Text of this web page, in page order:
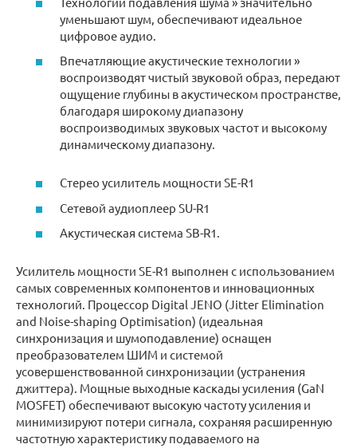
уменьшают шум, обеспечивают идеальное
цифровое аудио.
Впечатляющие акустические технологии »
воспроизводят чистый звуковой образ, передают
ощущение глубины в акустическом пространстве,
благодаря широкому диапазону
воспроизводимых звуковых частот и высокому
динамическому диапазону.
Cтерео усилитель мощности SE-R1
Сетевой аудиоплеер SU-R1
Акустическая система SB-R1.
Усилитель мощности SE-R1 выполнен с использованием
самых современных компонентов и инновационных
технологий. Процессор Digital JENO (Jitter Elimination
and Noise-shaping Optimisation) (идеальная
синхронизация и шумоподавление) оснащен
преобразователем ШИМ и системой
усовершенствованной синхронизации (устранения
джиттера). Мощные выходные каскады усиления (GaN
MOSFET) обеспечивают высокую частоту усиления и
минимизируют потери сигнала, сохраняя расширенную
частотную характеристику подаваемого на